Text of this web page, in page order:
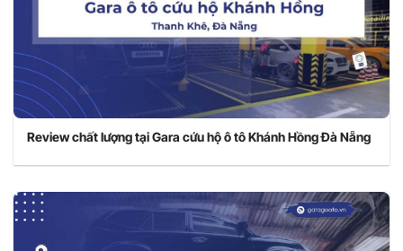
Review chất lượng tại Gara cứu hộ ô tô Khánh Hồng Đà Nẵng